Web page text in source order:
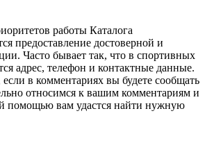
работы Каталога
предоставление достоверной и
Часто бывает так, что в спортивных
адрес, телефон и контактные данные.
в комментариях вы будете сообщать
относимся к вашим комментариям и
помощью вам удастся найти нужную